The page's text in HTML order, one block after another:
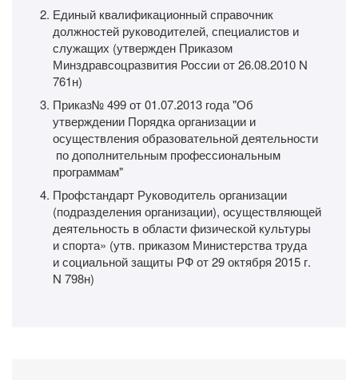
Единый квалификационный справочник
должностей руководителей, специалистов и
служащих (утвержден Приказом
Минздравсоцразвития России от 26.08.2010 N
761н)
Приказ№ 499 от 01.07.2013 года "Об
утверждении Порядка организации и
осуществления образовательной деятельности
по дополнительным профессиональным
программам"
Профстандарт Руководитель организации
(подразделения организации), осуществляющей
деятельность в области физической культуры
и спорта» (утв. приказом Министерства труда
и социальной защиты РФ от 29 октября 2015 г.
N 798н)